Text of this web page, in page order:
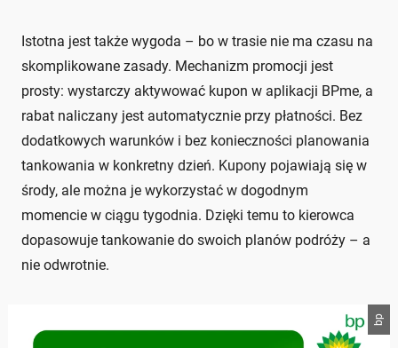
Istotna jest także wygoda – bo w trasie nie ma czasu na
skomplikowane zasady. Mechanizm promocji jest
prosty: wystarczy aktywować kupon w aplikacji BPme, a
rabat naliczany jest automatycznie przy płatności. Bez
dodatkowych warunków i bez konieczności planowania
tankowania w konkretny dzień. Kupony pojawiają się w
środy, ale można je wykorzystać w dogodnym
momencie w ciągu tygodnia. Dzięki temu to kierowca
dopasowuje tankowanie do swoich planów podróży – a
nie odwrotnie.
bp